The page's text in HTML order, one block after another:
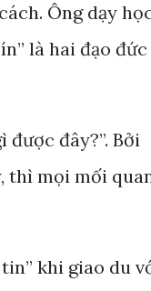
Ông dạy
là hai đạo đức
đây?”. Bởi
thì mọi mối
khi giao du